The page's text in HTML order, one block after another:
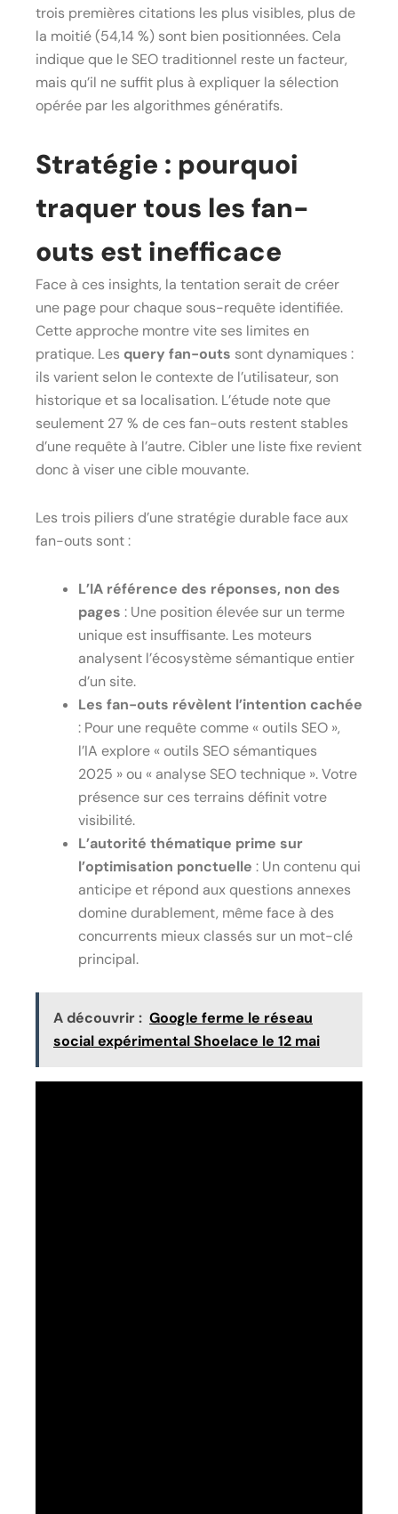
trois premières citations les plus visibles, plus de
la moitié (54,14 %) sont bien positionnées. Cela
indique que le SEO traditionnel reste un facteur,
mais qu’il ne suffit plus à expliquer la sélection
opérée par les algorithmes génératifs.
Stratégie : pourquoi
traquer tous les fan-
outs est inefficace
Face à ces insights, la tentation serait de créer
une page pour chaque sous-requête identifiée.
Cette approche montre vite ses limites en
pratique. Les query fan-outs sont dynamiques :
ils varient selon le contexte de l’utilisateur, son
historique et sa localisation. L’étude note que
seulement 27 % de ces fan-outs restent stables
d’une requête à l’autre. Cibler une liste fixe revient
donc à viser une cible mouvante.
Les trois piliers d’une stratégie durable face aux
fan-outs sont :
L’IA référence des réponses, non des
pages : Une position élevée sur un terme
unique est insuffisante. Les moteurs
analysent l’écosystème sémantique entier
d’un site.
Les fan-outs révèlent l’intention cachée
: Pour une requête comme « outils SEO »,
l’IA explore « outils SEO sémantiques
2025 » ou « analyse SEO technique ». Votre
présence sur ces terrains définit votre
visibilité.
L’autorité thématique prime sur
l’optimisation ponctuelle : Un contenu qui
anticipe et répond aux questions annexes
domine durablement, même face à des
concurrents mieux classés sur un mot-clé
principal.
A découvrir : Google ferme le réseau
social expérimental Shoelace le 12 mai